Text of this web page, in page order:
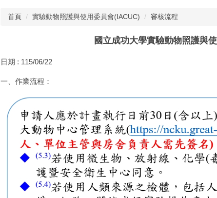
首頁 實驗動物照護與使用委員會(IACUC) 審核流程
國立成功大學實驗動物照護與
日期 : 115/06/22
一、作業流程：